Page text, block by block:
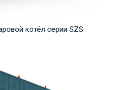
котёл серии SZS
на выходе...